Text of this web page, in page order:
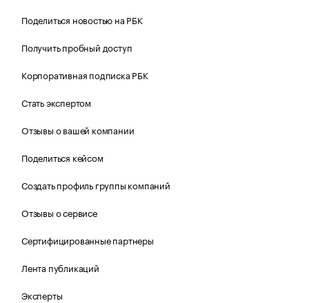
Поделиться новостью на РБК
Получить пробный доступ
Корпоративная подписка РБК
Стать экспертом
Отзывы о вашей компании
Поделиться кейсом
Создать профиль группы компаний
Отзывы о сервисе
Сертифицированные партнеры
Лента публикаций
Эксперты